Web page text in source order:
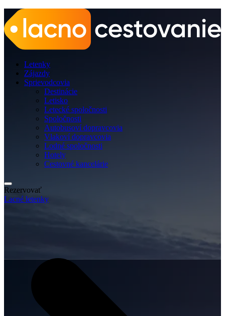
Letenky
Zájazdy
Sprievodcovia
Destinácie
Letisko
Letecké spoločnosti
Spoločnosti
Autobusoví dopravcovia
Vlakoví dopravcovia
Lodné spoločnosti
Hotely
Cestovné kancelárie
Rezervovať
Lacné letenky